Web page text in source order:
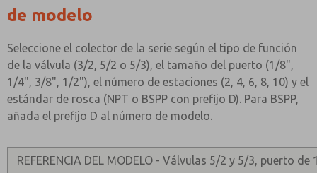
de modelo
Seleccione el colector de la serie según el tipo de función
de la válvula (3/2, 5/2 o 5/3), el tamaño del puerto (1/8",
1/4", 3/8", 1/2"), el número de estaciones (2, 4, 6, 8, 10) y el
estándar de rosca (NPT o BSPP con prefijo D). Para BSPP,
añada el prefijo D al número de modelo.
REFERENCIA DEL MODELO - Válvulas 5/2 y 5/3, puerto